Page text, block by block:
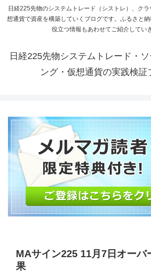
日経225先物のシステムトレード（シストレ）、ク
想通貨で資産を構築していくブログです。ふるさと
役立つ情報もあわせてご紹介してい
日経225先物システムトレード・
ング・仮想通貨の実践検証
MAサイン225 11月7日オーバ
果